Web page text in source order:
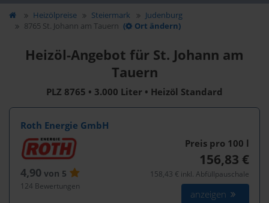
Heizölpreise Steiermark
Judenburg
8765 St. Johann am Tauern ( Ort ändern)
Heizöl-Angebot für St. Johann am
Tauern
PLZ 8765 • 3.000 Liter • Heizöl Standard
Roth Energie GmbH
4,90 von 5
124 Bewertungen
Preis pro 100 l
156,83 €
158,43 € inkl. Abfüllpauschale
anzeigen